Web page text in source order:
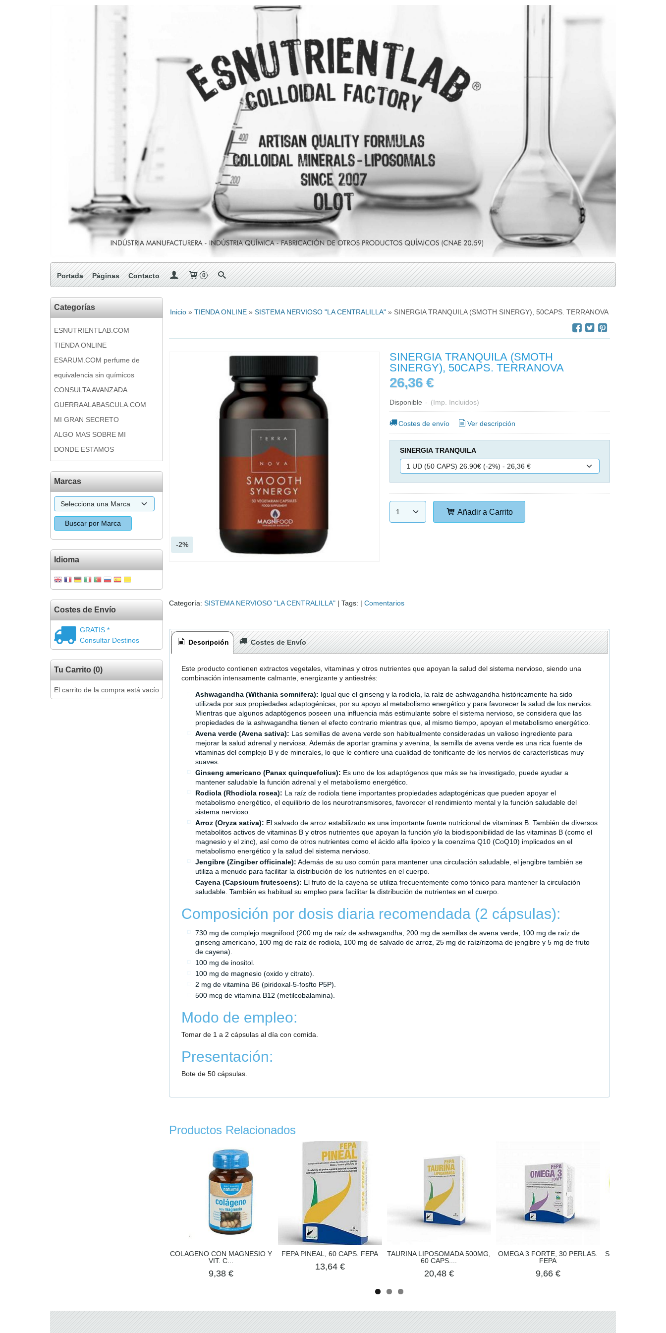
Portada Páginas Contacto 0
Categorías
ESNUTRIENTLAB.COM
TIENDA ONLINE
ESARUM.COM perfume de
equivalencia sin químicos
CONSULTA AVANZADA
GUERRAALABASCULA.COM
MI GRAN SECRETO
ALGO MAS SOBRE MI
DONDE ESTAMOS
Marcas
Idioma
Costes de Envío
GRATIS *
Consultar Destinos
Tu Carrito (0)
El carrito de la compra está vacío
Inicio» TIENDA ONLINE» SISTEMA NERVIOSO "LA CENTRALILLA"» SINERGIA TRANQUILA (SMOTH SINERGY), 50CAPS. TERRANOVA
-2%
SINERGIA TRANQUILA (SMOTH
SINERGY), 50CAPS. TERRANOVA
26,36 €
Disponible - (Imp. Incluidos)
Costes de envío Ver descripción
SINERGIA TRANQUILA
Añadir a Carrito
Categoría: SISTEMA NERVIOSO "LA CENTRALILLA"| Tags: | Comentarios
Descripción Costes de Envío
Este producto contienen extractos vegetales, vitaminas y otros nutrientes que apoyan la salud del sistema nervioso, siendo una
combinación intensamente calmante, energizante y antiestrés:
Ashwagandha (Withania somnifera): Igual que el ginseng y la rodiola, la raíz de ashwagandha históricamente ha sido
utilizada por sus propiedades adaptogénicas, por su apoyo al metabolismo energético y para favorecer la salud de los nervios.
Mientras que algunos adaptógenos poseen una influencia más estimulante sobre el sistema nervioso, se considera que las
propiedades de la ashwagandha tienen el efecto contrario mientras que, al mismo tiempo, apoyan el metabolismo energético.
Avena verde (Avena sativa): Las semillas de avena verde son habitualmente consideradas un valioso ingrediente para
mejorar la salud adrenal y nerviosa. Además de aportar gramina y avenina, la semilla de avena verde es una rica fuente de
vitaminas del complejo B y de minerales, lo que le confiere una cualidad de tonificante de los nervios de características muy
suaves.
Ginseng americano (Panax quinquefolius): Es uno de los adaptógenos que más se ha investigado, puede ayudar a
mantener saludable la función adrenal y el metabolismo energético.
Rodiola (Rhodiola rosea): La raíz de rodiola tiene importantes propiedades adaptogénicas que pueden apoyar el
metabolismo energético, el equilibrio de los neurotransmisores, favorecer el rendimiento mental y la función saludable del
sistema nervioso.
Arroz (Oryza sativa): El salvado de arroz estabilizado es una importante fuente nutricional de vitaminas B. También de diversos
metabolitos activos de vitaminas B y otros nutrientes que apoyan la función y/o la biodisponibilidad de las vitaminas B (como el
magnesio y el zinc), así como de otros nutrientes como el ácido alfa lipoico y la coenzima Q10 (CoQ10) implicados en el
metabolismo energético y la salud del sistema nervioso.
Jengibre (Zingiber officinale): Además de su uso común para mantener una circulación saludable, el jengibre también se
utiliza a menudo para facilitar la distribución de los nutrientes en el cuerpo.
Cayena (Capsicum frutescens): El fruto de la cayena se utiliza frecuentemente como tónico para mantener la circulación
saludable. También es habitual su empleo para facilitar la distribución de nutrientes en el cuerpo.
Composición por dosis diaria recomendada (2 cápsulas):
730 mg de complejo magnifood (200 mg de raíz de ashwagandha, 200 mg de semillas de avena verde, 100 mg de raíz de
ginseng americano, 100 mg de raíz de rodiola, 100 mg de salvado de arroz, 25 mg de raíz/rizoma de jengibre y 5 mg de fruto
de cayena).
100 mg de inositol.
100 mg de magnesio (oxido y citrato).
2 mg de vitamina B6 (piridoxal-5-fosfto P5P).
500 mcg de vitamina B12 (metilcobalamina).
Modo de empleo:
Tomar de 1 a 2 cápsulas al día con comida.
Presentación:
Bote de 50 cápsulas.
Productos Relacionados
COLAGENO CON MAGNESIO Y
VIT. C...
9,38 €
FEPA PINEAL, 60 CAPS. FEPA
13,64 €
TAURINA LIPOSOMADA 500MG,
60 CAPS....
20,48 €
OMEGA 3 FORTE, 30 PERLAS.
FEPA
9,66 €
SUEÑO GOTAS,